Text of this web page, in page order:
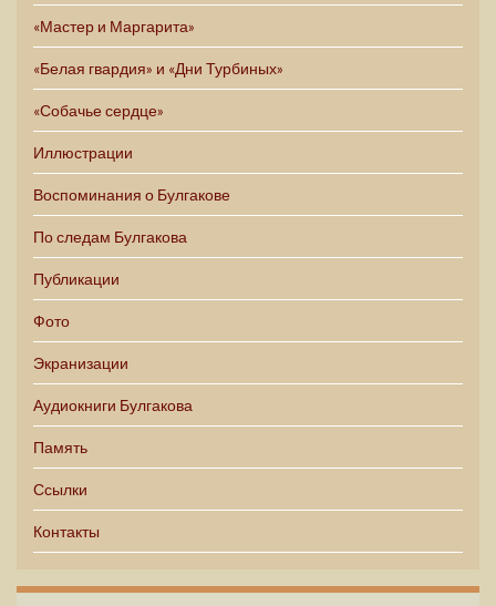
«Мастер и Маргарита»
«Белая гвардия» и «Дни Турбиных»
«Собачье сердце»
Иллюстрации
Воспоминания о Булгакове
По следам Булгакова
Публикации
Фото
Экранизации
Аудиокниги Булгакова
Память
Ссылки
Контакты